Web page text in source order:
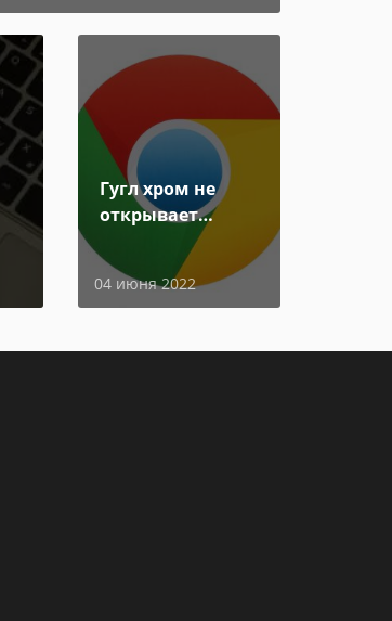
Гугл хром не
открывает
04 июня 2022